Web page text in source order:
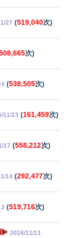
27 (519,040次)
次)
(538,505次)
11/23 (161,459次)
17 (558,212次)
14 (292,477次)
(519,716次)
2016/11/11